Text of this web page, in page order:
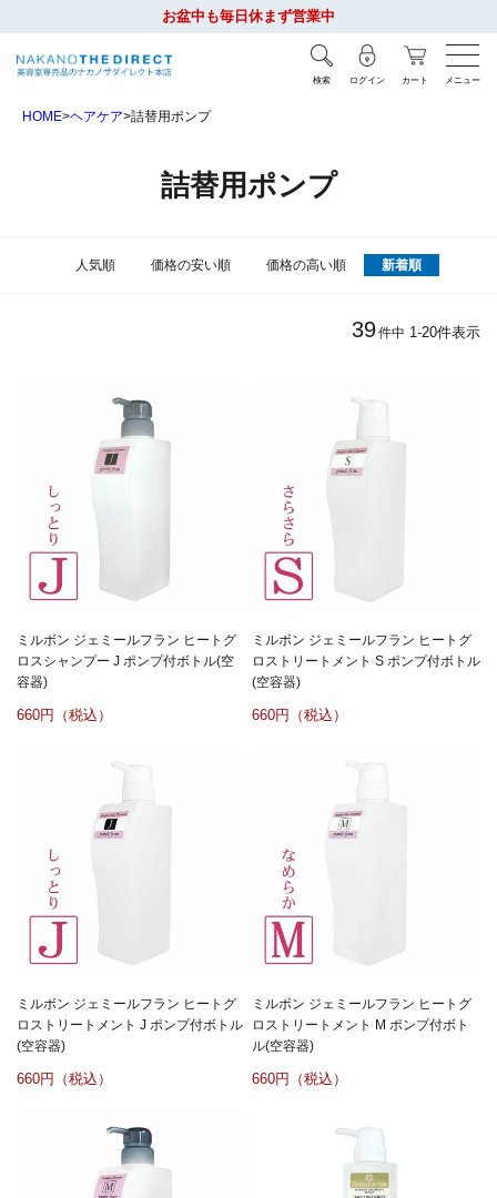
お盆中も毎日休まず営業中
検索 ログイン カート メニュー
HOME ヘアケア 詰替用ポンプ
詰替用ポンプ
人気順 価格の安い順 価格の高い順 新着順
39件中 1-20件表示
ミルボン ジェミールフラン ヒートグ
ロスシャンプー J ポンプ付ボトル(空
容器)
660
ミルボン ジェミールフラン ヒートグ
ロストリートメント S ポンプ付ボトル
(空容器)
660
ミルボン ジェミールフラン ヒートグ
ロストリートメント J ポンプ付ボトル
(空容器)
660
ミルボン ジェミールフラン ヒートグ
ロストリートメント M ポンプ付ボト
ル(空容器)
660